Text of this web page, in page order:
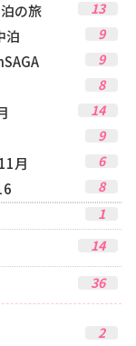
の旅 13
泊 9
9
8
14
9
月 6
8
1
14
36
2